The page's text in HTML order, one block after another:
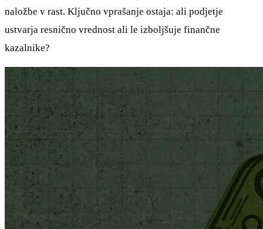
naložbe v rast. Ključno vprašanje ostaja: ali podjetje
ustvarja resnično vrednost ali le izboljšuje finančne
kazalnike?